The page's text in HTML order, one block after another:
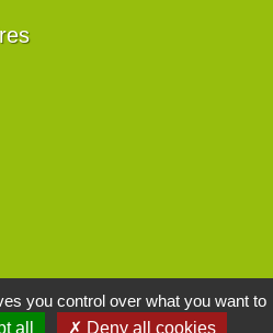
du végétal
you control over what you want to
all ✗ Deny all cookies